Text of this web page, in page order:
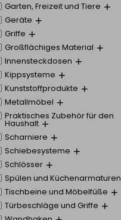
Garten, Freizeit und Tiere
Geräte
Griffe
Großflächiges Material
Innensteckdosen
Kippsysteme
Kunststoffprodukte
Metallmöbel
Praktisches Zubehör für den
Haushalt
Scharniere
Schiebesysteme
Schlösser
Spülen und Küchenarmaturen
Tischbeine und Möbelfüße
Türbeschläge und Griffe